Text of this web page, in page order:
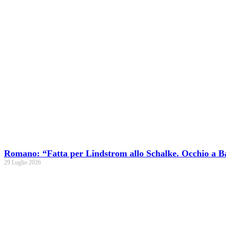
Romano: “Fatta per Lindstrom allo Schalke. Occhio a
29 Luglio 2026